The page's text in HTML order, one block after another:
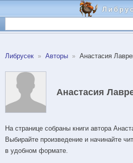
Либрусек Авторы Анастасия
Анастасия
На странице собраны книги автора
Выбирайте произведение и начинайте
в удобном формате.